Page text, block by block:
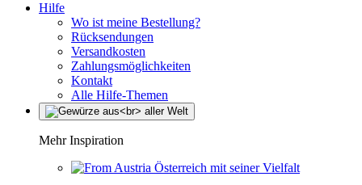
Hilfe
Wo ist meine Bestellung?
Rücksendungen
Versandkosten
Zahlungsmöglichkeiten
Kontakt
Alle Hilfe-Themen
Mehr Inspiration
Österreich mit seiner Vielfalt